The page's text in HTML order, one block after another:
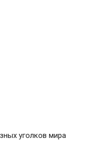
уголков мира